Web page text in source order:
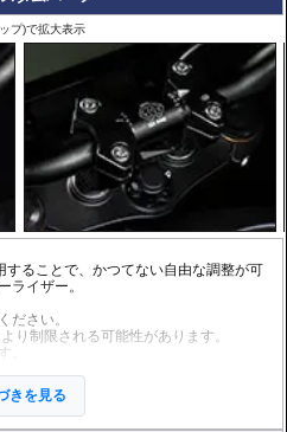
プ)で拡大表示
ることで、かつてない自由な調整が可
ライザー。
ださい。
り制限される可能性があります。
。
マイト処理を施した、見た目もにも美し
きを見る